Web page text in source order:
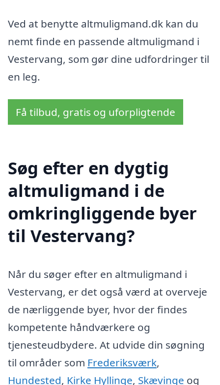
Ved at benytte altmuligmand.dk kan du
nemt finde en passende altmuligmand i
Vestervang, som gør dine udfordringer til
en leg.
Få tilbud, gratis og uforpligtende
Søg efter en dygtig
altmuligmand i de
omkringliggende byer
til Vestervang?
Når du søger efter en altmuligmand i
Vestervang, er det også værd at overveje
de nærliggende byer, hvor der findes
kompetente håndværkere og
tjenesteudbydere. At udvide din søgning
til områder som Frederiksværk,
Hundested, Kirke Hyllinge, Skævinge og